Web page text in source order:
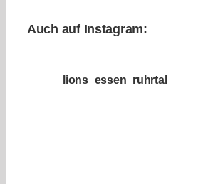
Auch auf Instagram:
lions_essen_ruhrtal